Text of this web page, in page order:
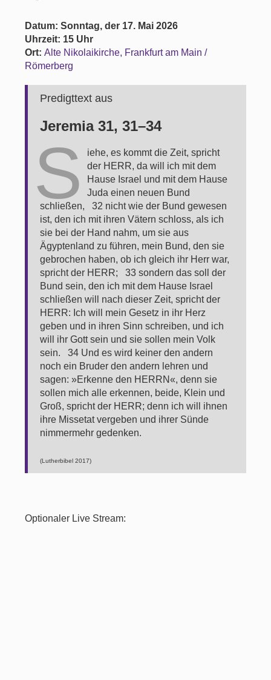
Datum: Sonntag, der 17. Mai 2026
Uhrzeit: 15 Uhr
Ort:Alte Nikolaikirche, Frankfurt am Main /
Römerberg
Predigttext aus
Jeremia 31, 31–34
S
iehe, es kommt die Zeit, spricht
der HERR, da will ich mit dem
Hause Israel und mit dem Hause
Juda einen neuen Bund
schließen, 32 nicht wie der Bund gewesen
ist, den ich mit ihren Vätern schloss, als ich
sie bei der Hand nahm, um sie aus
Ägyptenland zu führen, mein Bund, den sie
gebrochen haben, ob ich gleich ihr Herr war,
spricht der HERR; 33 sondern das soll der
Bund sein, den ich mit dem Hause Israel
schließen will nach dieser Zeit, spricht der
HERR: Ich will mein Gesetz in ihr Herz
geben und in ihren Sinn schreiben, und ich
will ihr Gott sein und sie sollen mein Volk
sein. 34 Und es wird keiner den andern
noch ein Bruder den andern lehren und
sagen: »Erkenne den HERRN«, denn sie
sollen mich alle erkennen, beide, Klein und
Groß, spricht der HERR; denn ich will ihnen
ihre Missetat vergeben und ihrer Sünde
nimmermehr gedenken.
(Lutherbibel 2017)
Optionaler Live Stream: